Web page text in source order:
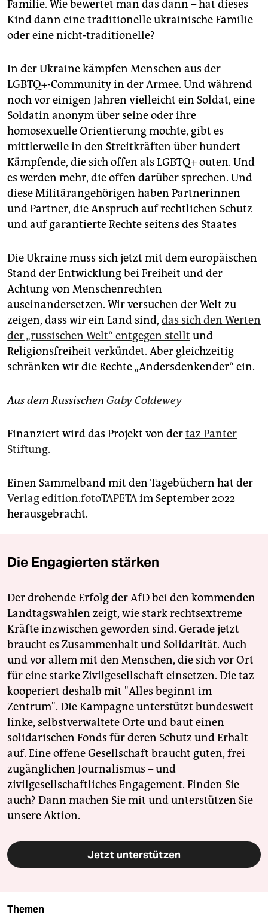
Familie. Wie bewertet man das dann – hat dieses
Kind dann eine traditionelle ukrainische Familie
oder eine nicht-traditionelle?
In der Ukraine kämpfen Menschen aus der
LGBTQ+-Community in der Armee. Und während
noch vor einigen Jahren vielleicht ein Soldat, eine
Soldatin anonym über seine oder ihre
homosexuelle Orientierung mochte, gibt es
mittlerweile in den Streitkräften über hundert
Kämpfende, die sich offen als LGBTQ+ outen. Und
es werden mehr, die offen darüber sprechen. Und
diese Militärangehörigen haben Partnerinnen
und Partner, die Anspruch auf rechtlichen Schutz
und auf garantierte Rechte seitens des Staates
Die Ukraine muss sich jetzt mit dem europäischen
Stand der Entwicklung bei Freiheit und der
Achtung von Menschenrechten
auseinandersetzen. Wir versuchen der Welt zu
zeigen, dass wir ein Land sind, das sich den Werten
der „russischen Welt“ entgegen stellt und
Religionsfreiheit verkündet. Aber gleichzeitig
schränken wir die Rechte „Andersdenkender“ ein.
Aus dem Russischen Gaby Coldewey
Finanziert wird das Projekt von dertaz Panter
Stiftung.
Einen Sammelband mit den Tagebüchern hat der
Verlag edition.fotoTAPETAim September 2022
herausgebracht.
Die Engagierten stärken
Der drohende Erfolg der AfD bei den kommenden
Landtagswahlen zeigt, wie stark rechtsextreme
Kräfte inzwischen geworden sind. Gerade jetzt
braucht es Zusammenhalt und Solidarität. Auch
und vor allem mit den Menschen, die sich vor Ort
für eine starke Zivilgesellschaft einsetzen. Die taz
kooperiert deshalb mit "Alles beginnt im
Zentrum". Die Kampagne unterstützt bundesweit
linke, selbstverwaltete Orte und baut einen
solidarischen Fonds für deren Schutz und Erhalt
auf. Eine offene Gesellschaft braucht guten, frei
zugänglichen Journalismus – und
zivilgesellschaftliches Engagement. Finden Sie
auch? Dann machen Sie mit und unterstützen Sie
unsere Aktion.
Jetzt unterstützen
Themen